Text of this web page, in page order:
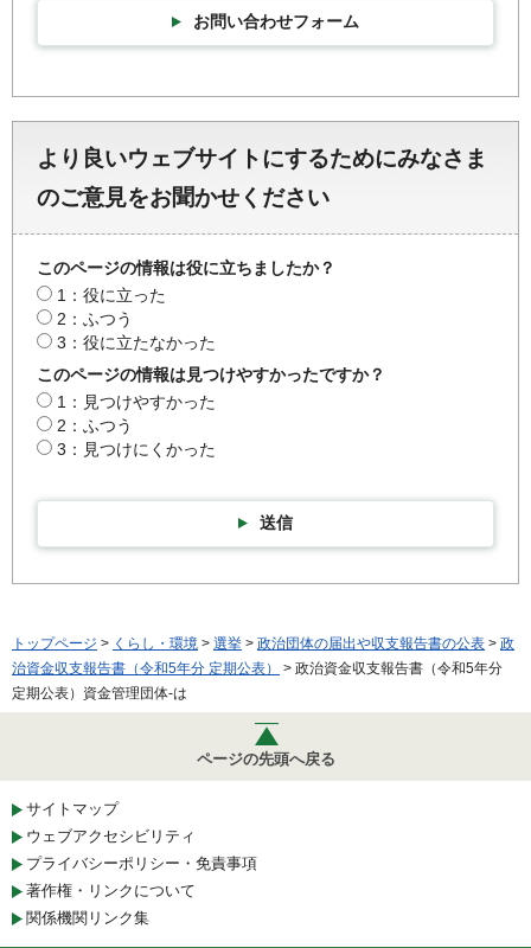
お問い合わせフォーム
より良いウェブサイトにするためにみなさま
のご意見をお聞かせください
このページの情報は役に立ちましたか？
1：役に立った
2：ふつう
3：役に立たなかった
このページの情報は見つけやすかったですか？
1：見つけやすかった
2：ふつう
3：見つけにくかった
送信
トップページ > くらし・環境 > 選挙 > 政治団体の届出や収支報告書の公表 > 政
治資金収支報告書（令和5年分 定期公表）
> 政治資金収支報告書（令和5年分
定期公表）資金管理団体-は
ページの先頭へ戻る
サイトマップ
ウェブアクセシビリティ
プライバシーポリシー・免責事項
著作権・リンクについて
関係機関リンク集